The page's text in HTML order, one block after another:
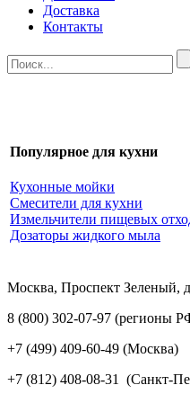
Доставка
Контакты
Популярное для кухни
Кухонные мойки
Смесители для кухни
Измельчители пищевых
Дозаторы жидкого мыла
Москва, Проспект Зеленый,
8 (800) 302-07-97 (регионы
+7 (499) 409-60-49 (Москва)
+7 (812) 408-08-31 (Санкт-